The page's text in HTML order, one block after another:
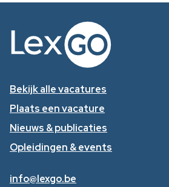
Bekijk alle vacatures
Plaats een vacature
Nieuws & publicaties
Opleidingen & events
info@lexgo.be